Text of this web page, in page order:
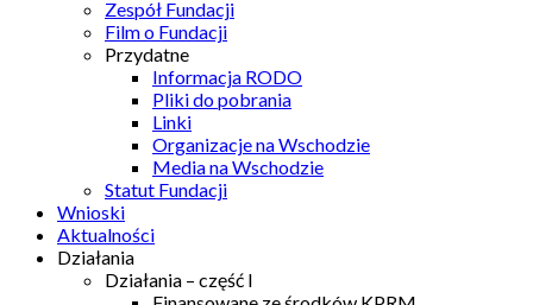
Zespół Fundacji
Film o Fundacji
Przydatne
Informacja RODO
Pliki do pobrania
Linki
Organizacje na Wschodzie
Media na Wschodzie
Statut Fundacji
Wnioski
Aktualności
Działania
Działania – część I